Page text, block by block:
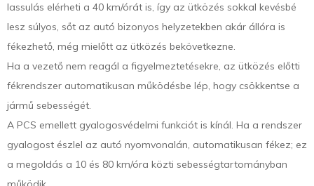
lassulás elérheti a 40 km/órát is, így az ütközés sokkal kevésbé
lesz súlyos, sőt az autó bizonyos helyzetekben akár állóra is
fékezhető, még mielőtt az ütközés bekövetkezne.
Ha a vezető nem reagál a figyelmeztetésekre, az ütközés előtti
fékrendszer automatikusan működésbe lép, hogy csökkentse a
jármű sebességét.
A PCS emellett gyalogosvédelmi funkciót is kínál. Ha a rendszer
gyalogost észlel az autó nyomvonalán, automatikusan fékez; ez
a megoldás a 10 és 80 km/óra közti sebességtartományban